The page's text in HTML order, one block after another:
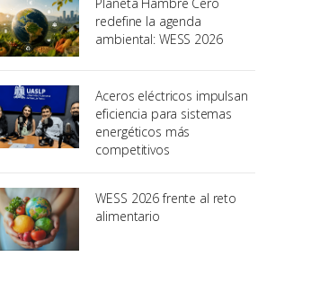
Planeta Hambre Cero
redefine la agenda
ambiental: WESS 2026
Aceros eléctricos impulsan
eficiencia para sistemas
energéticos más
competitivos
WESS 2026 frente al reto
alimentario